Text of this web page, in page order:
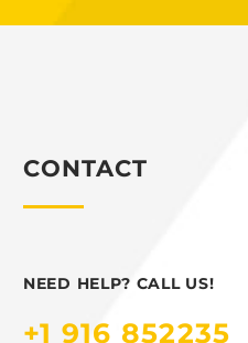
CONTACT
NEED HELP? CALL US!
+1 916 852235